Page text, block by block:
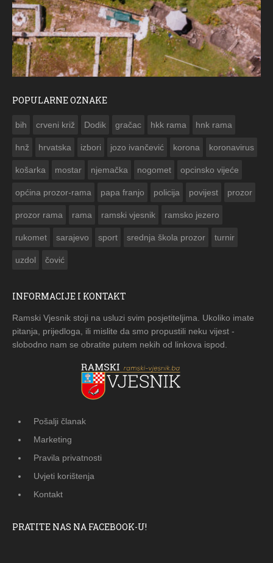
POPULARNE OZNAKE
bih crveni križ Dodik gračac hkk rama hnk rama
hnž hrvatska izbori jozo ivančević korona koronavirus
košarka mostar njemačka nogomet opcinsko vijeće
općina prozor-rama papa franjo policija povijest prozor
prozor rama rama ramski vjesnik ramsko jezero
rukomet sarajevo sport srednja škola prozor turnir
uzdol čović
INFORMACIJE I KONTAKT
Ramski Vjesnik stoji na usluzi svim posjetiteljima. Ukoliko imate
pitanja, prijedloga, ili mislite da smo propustili neku vijest -
slobodno nam se obratite putem nekih od linkova ispod.
Pošalji članak
Marketing
Pravila privatnosti
Uvjeti korištenja
Kontakt
PRATITE NAS NA FACEBOOK-U!